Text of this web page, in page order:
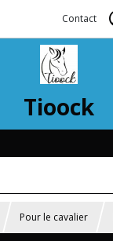
Contact
Tioock
Pour le cavalier